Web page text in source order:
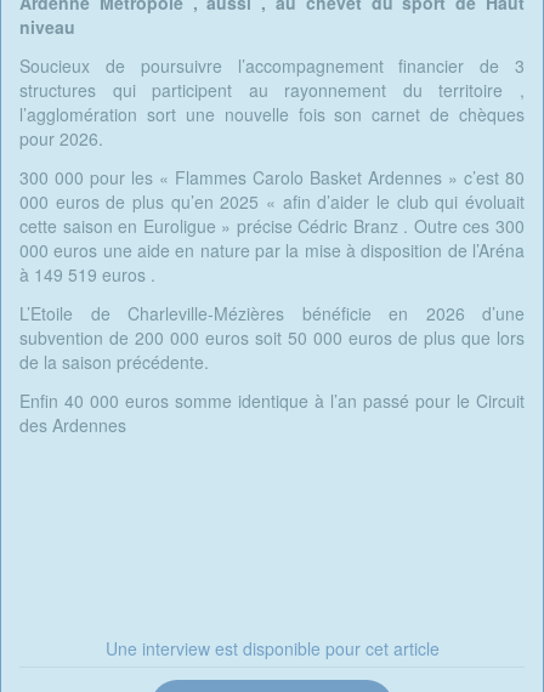
niveau
Soucieux de poursuivre l’accompagnement financier de 3
structures qui participent au rayonnement du territoire ,
l’agglomération sort une nouvelle fois son carnet de chèques
pour 2026.
300 000 pour les « Flammes Carolo Basket Ardennes » c’est 80
000 euros de plus qu’en 2025 « afin d’aider le club qui évoluait
cette saison en Euroligue » précise Cédric Branz . Outre ces 300
000 euros une aide en nature par la mise à disposition de l’Aréna
à 149 519 euros .
L’Etoile de Charleville-Mézières bénéficie en 2026 d’une
subvention de 200 000 euros soit 50 000 euros de plus que lors
de la saison précédente.
Enfin 40 000 euros somme identique à l’an passé pour le Circuit
des Ardennes
Une interview est disponible pour cet article